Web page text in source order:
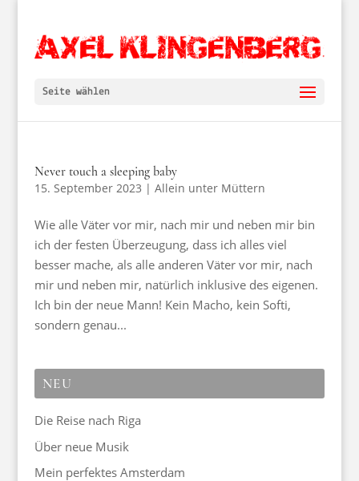
Seite wählen
Never touch a sleeping baby
15. September 2023 | Allein unter Müttern
Wie alle Väter vor mir, nach mir und neben mir bin
ich der festen Überzeugung, dass ich alles viel
besser mache, als alle anderen Väter vor mir, nach
mir und neben mir, natürlich inklusive des eigenen.
Ich bin der neue Mann! Kein Macho, kein Softi,
sondern genau...
NEU
Die Reise nach Riga
Über neue Musik
Mein perfektes Amsterdam